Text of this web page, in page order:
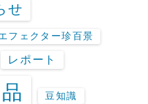
せ
フェクター珍百景
レポート
豆知識